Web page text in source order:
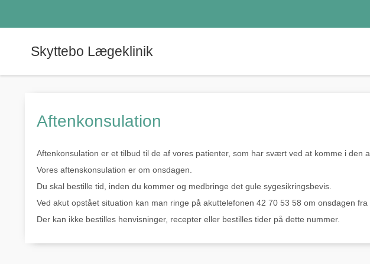
Skyttebo Lægeklinik
Aftenkonsulation
Aftenkonsulation er et tilbud til de af vores patienter, som har svært ved at komme i den
Vores aftenskonsulation er om onsdagen.
Du skal bestille tid, inden du kommer og medbringe det gule sygesikringsbevis.
Ved akut opstået situation kan man ringe på akuttelefonen 42 70 53 58 om onsdagen fra
Der kan ikke bestilles henvisninger, recepter eller bestilles tider på dette nummer.